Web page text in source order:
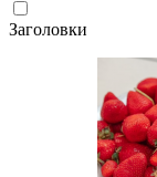
Заголовки